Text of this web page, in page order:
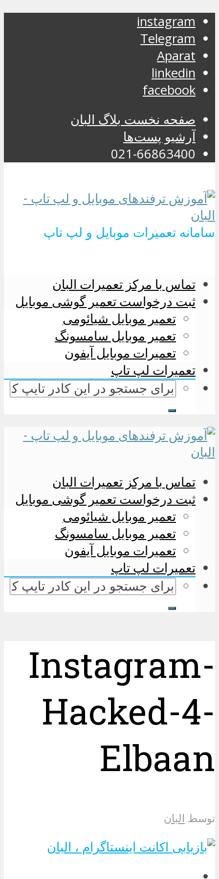
instagram
Telegram
Aparat
linkedin
facebook
صفحه نخست بلاگ البان
آرشیو پست‌ها
021-66863400
سامانه تعمیرات موبایل و لپ تاپ
تماس با مرکز تعمیرات البان
ثبت درخواست تعمیر گوشی موبایل
تعمیر موبایل شیائومی
تعمیر موبایل سامسونگ
تعمیرات موبایل آیفون
تعمیرات لپ تاپ
تماس با مرکز تعمیرات البان
ثبت درخواست تعمیر گوشی موبایل
تعمیر موبایل شیائومی
تعمیر موبایل سامسونگ
تعمیرات موبایل آیفون
تعمیرات لپ تاپ
Instagram-
Hacked-4-
Elbaan
توسط البان